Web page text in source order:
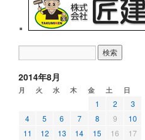
2014年8月
月 火 水 木 金 土 日
1 2
3
4
5 6 7 8 9
10
11
12 13 14 15 16
17